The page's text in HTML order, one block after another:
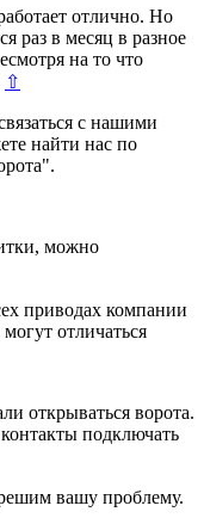
отлично. Но
раз в месяц в разное
на то что
⇧
с нашими
найти нас по
можно
приводах компании
отличаться
открываться ворота.
подключать
вашу проблему.